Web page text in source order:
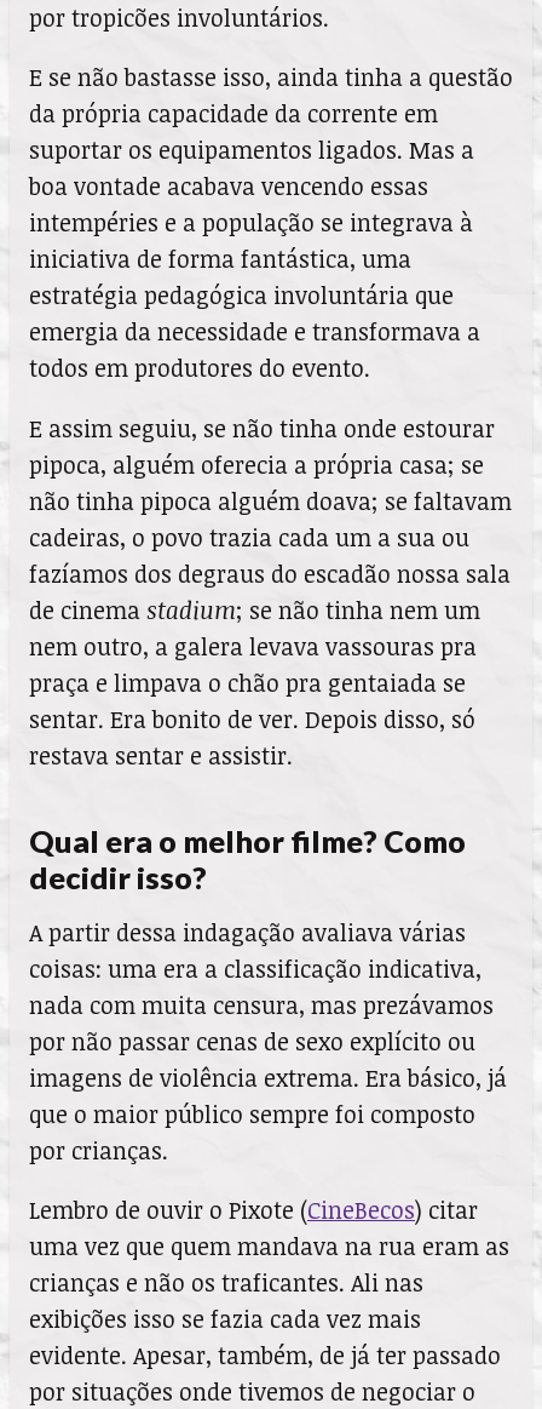
por tropicões involuntários.
E se não bastasse isso, ainda tinha a questão
da própria capacidade da corrente em
suportar os equipamentos ligados. Mas a
boa vontade acabava vencendo essas
intempéries e a população se integrava à
iniciativa de forma fantástica, uma
estratégia pedagógica involuntária que
emergia da necessidade e transformava a
todos em produtores do evento.
E assim seguiu, se não tinha onde estourar
pipoca, alguém oferecia a própria casa; se
não tinha pipoca alguém doava; se faltavam
cadeiras, o povo trazia cada um a sua ou
fazíamos dos degraus do escadão nossa sala
de cinemastadium; se não tinha nem um
nem outro, a galera levava vassouras pra
praça e limpava o chão pra gentaiada se
sentar. Era bonito de ver. Depois disso, só
restava sentar e assistir.
Qual era o melhor filme? Como
decidir isso?
A partir dessa indagação avaliava várias
coisas: uma era a classificação indicativa,
nada com muita censura, mas prezávamos
por não passar cenas de sexo explícito ou
imagens de violência extrema. Era básico, já
que o maior público sempre foi composto
por crianças.
Lembro de ouvir o Pixote (CineBecos) citar
uma vez que quem mandava na rua eram as
crianças e não os traficantes. Ali nas
exibições isso se fazia cada vez mais
evidente. Apesar, também, de já ter passado
por situações onde tivemos de negociar o